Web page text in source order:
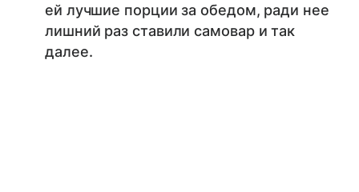
ей лучшие порции за обедом, ради нее
лишний раз ставили самовар и так
далее.